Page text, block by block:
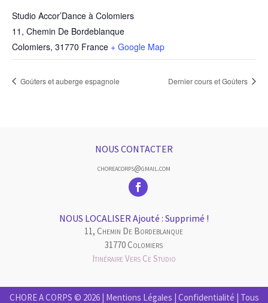
Studio Accor’Dance à Colomiers
11, Chemin De Bordeblanque
Colomiers, 31770 France + Google Map
Goûters et auberge espagnole Dernier cours et Goûters
NOUS CONTACTER
choreacorps@gmail.com
NOUS LOCALISER Ajouté : Supprimé !
11, Chemin De Bordeblanque
31770 Colomiers
Itinéraire Vers Ce Studio
CHORE A CORPS © 2026 | Mentions Légales | Confidentialité | Tous